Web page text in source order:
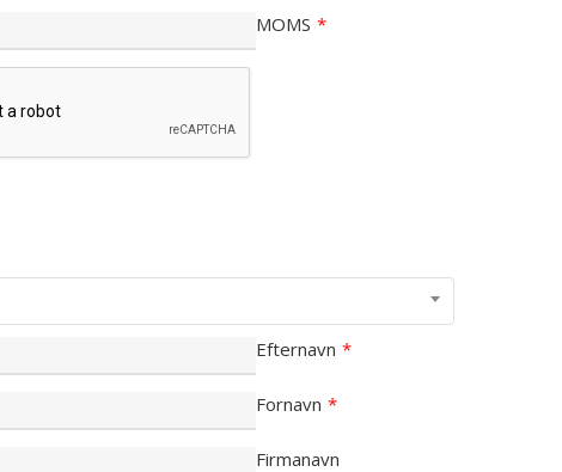
MOMS *
Efternavn *
Fornavn *
Firmanavn